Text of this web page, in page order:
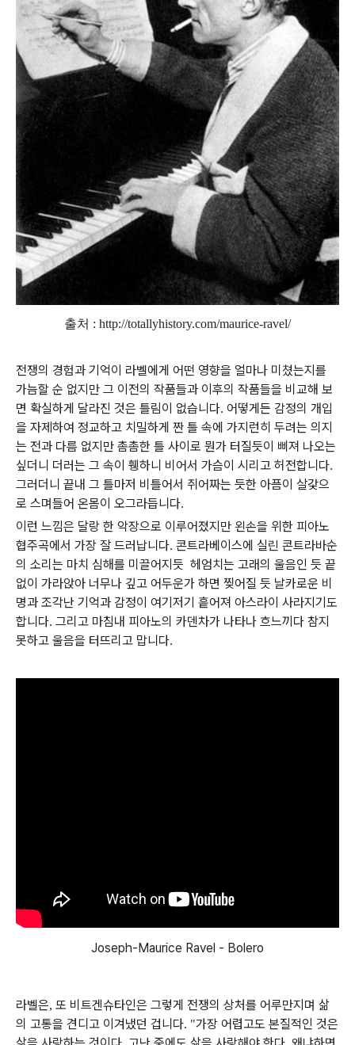
출처 : http://totallyhistory.com/maurice-ravel/
전쟁의 경험과 기억이 라벨에게 어떤 영향을 얼마나 미쳤는지를
가늠할 순 없지만 그 이전의 작품들과 이후의 작품들을 비교해 보
면 확실하게 달라진 것은 틀림이 없습니다. 어떻게든 감정의 개입
을 자제하여 정교하고 치밀하게 짠 틀 속에 가지런히 두려는 의지
는 전과 다름 없지만 촘촘한 틀 사이로 뭔가 터질듯이 삐져 나오는
싶더니 더러는 그 속이 휑하니 비어서 가슴이 시리고 허전합니다.
그러더니 끝내 그 틀마저 비틀어서 쥐어짜는 듯한 아픔이 살갗으
로 스며들어 온몸이 오그라듭니다.
이런 느낌은 달랑 한 악장으로 이루어졌지만 왼손을 위한 피아노
협주곡에서 가장 잘 드러납니다. 콘트라베이스에 실린 콘트라바순
의 소리는 마치 심해를 미끌어지듯 헤엄치는 고래의 울음인 듯 끝
없이 가라앉아 너무나 깊고 어두운가 하면 찢어질 듯 날카로운 비
명과 조각난 기억과 감정이 여기저기 흩어져 아스라이 사라지기도
합니다. 그리고 마침내 피아노의 카덴차가 나타나 흐느끼다 참지
못하고 울음을 터뜨리고 맙니다.
Joseph-Maurice Ravel - Bolero
라벨은, 또 비트겐슈타인은 그렇게 전쟁의 상처를 어루만지며 삶
의 고통을 견디고 이겨냈던 겁니다. "가장 어렵고도 본질적인 것은